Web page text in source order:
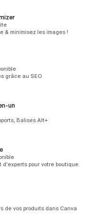
& minimisez les images !
grâce au SEO.
Balises Alt+
pour votre boutique.
de vos produits dans Canva